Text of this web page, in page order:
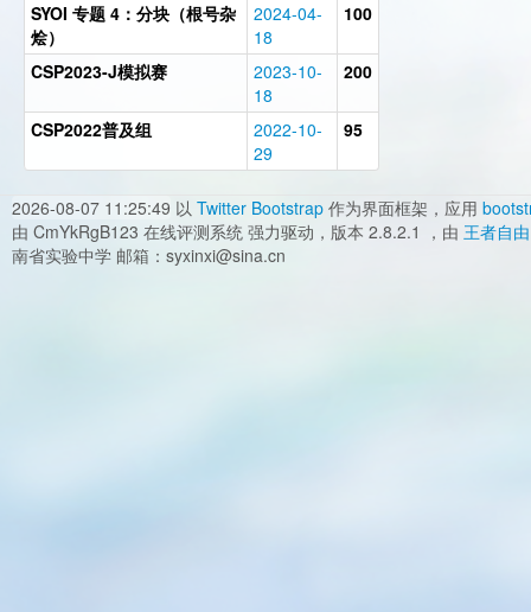
SYOI 专题 4：分块（根号杂
烩）
2024-04-
18
100
CSP2023-J模拟赛
2023-10-
18
200
CSP2022普及组
2022-10-
29
95
2026-08-07 11:25:49 以 Twitter Bootstrap 作为界面框架，应用
由 CmYkRgB123 在线评测系统 强力驱动，版本 2.8.2.1 ，由 王者自由
南省实验中学 邮箱：syxinxi@sina.cn